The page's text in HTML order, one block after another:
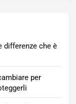
differenze che è
per